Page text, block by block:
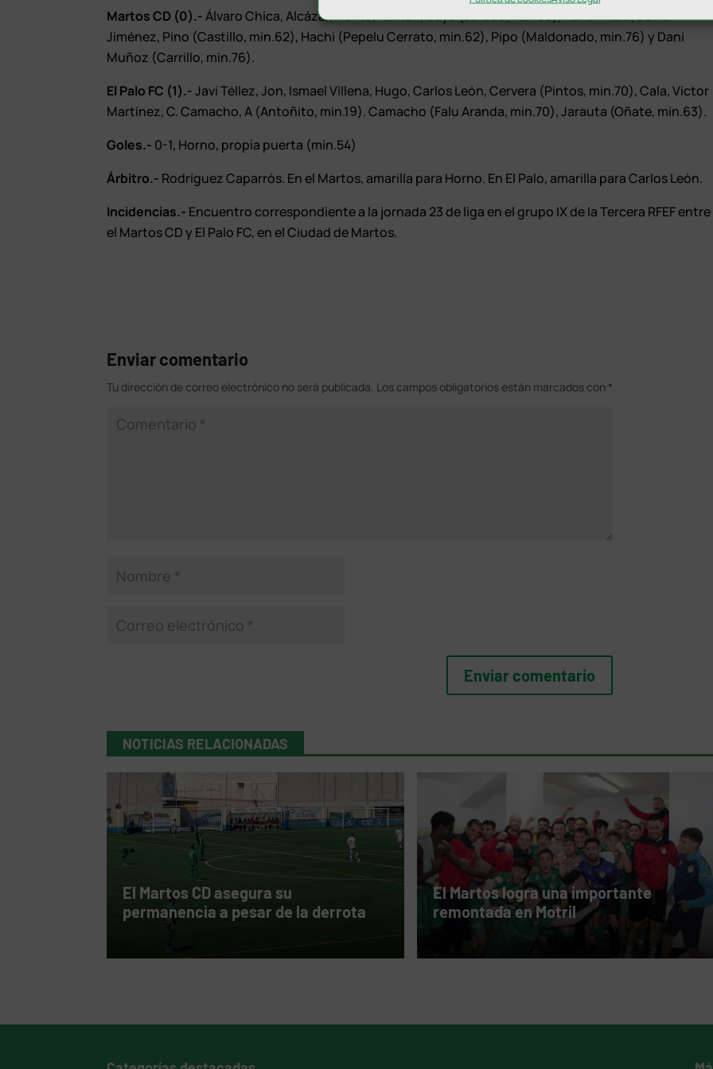
Martos CD (0).-Álvaro Chica, Alcázar, Horno, Ramón, Gaye (Jurado, min.62), Adrián Ruiz, David
Jiménez, Pino (Castillo, min.62), Hachi (Pepelu Cerrato, min.62), Pipo (Maldonado, min.76) y Dani
Muñoz (Carrillo, min.76).
El Palo FC (1).-Javi Téllez, Jon, Ismael Villena, Hugo, Carlos León, Cervera (Pintos, min.70), Cala, Víctor
Martínez, C. Camacho, A (Antoñito, min.19). Camacho (Falu Aranda, min.70), Jarauta (Oñate, min.63).
Goles.- 0-1, Horno, propia puerta (min.54)
Árbitro.- Rodríguez Caparrós. En el Martos, amarilla para Horno. En El Palo, amarilla para Carlos León.
Incidencias.- Encuentro correspondiente a la jornada 23 de liga en el grupo IX de la Tercera RFEF entre
el Martos CD y El Palo FC, en el Ciudad de Martos.
Enviar comentario
Tu dirección de correo electrónico no será publicada. Los campos obligatorios están marcados con *
NOTICIAS RELACIONADAS
El Martos CD asegura su
permanencia a pesar de la derrota
El Martos logra una importante
remontada en Motril